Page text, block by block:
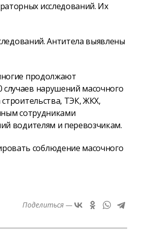
исследований. Их
Антитела выявлены
продолжают
нарушений масочного
ТЭК, ЖКХ,
сотрудниками
водителям и перевозчикам.
соблюдение масочного
Поделиться —